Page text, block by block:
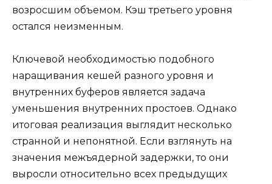
возросшим объемом. Кэш третьего уровня
остался неизменным.
Ключевой необходимостью подобного
наращивания кешей разного уровня и
внутренних буферов является задача
уменьшения внутренних простоев. Однако
итоговая реализация выглядит несколько
странной и непонятной. Если взглянуть на
значения межъядерной задержки, то они
выросли относительно всех предыдущих